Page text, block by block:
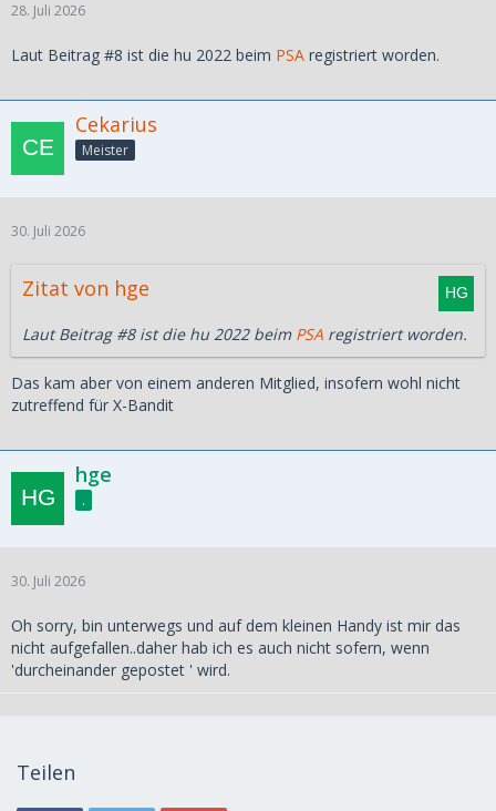
28. Juli 2026
Laut Beitrag #8 ist die hu 2022 beim PSA registriert worden.
Cekarius
Meister
30. Juli 2026
Zitat von hge
Laut Beitrag #8 ist die hu 2022 beim PSA registriert worden.
Das kam aber von einem anderen Mitglied, insofern wohl nicht
zutreffend für X-Bandit
hge
.
30. Juli 2026
Oh sorry, bin unterwegs und auf dem kleinen Handy ist mir das
nicht aufgefallen..daher hab ich es auch nicht sofern, wenn
'durcheinander gepostet ' wird.
Teilen